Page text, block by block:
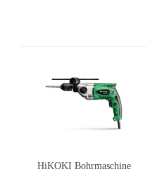
HiKOKI Bohrmaschine